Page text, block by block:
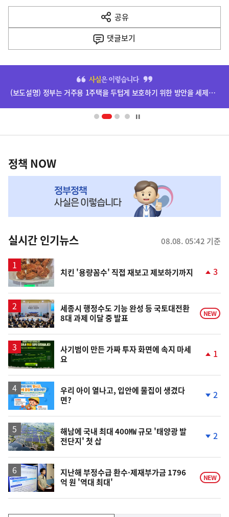
다
음
공유
열
기
댓글보기
영
(보도설명) 정부는 거주용 1주택을 두텁게 보호하기 위한 방안을 세제개편안에 담았습니다.
책
NOW,
뉴
스
정책 NOW
실시간 인기뉴스 08.08. 05:42 기준
치킨 '용량꼼수' 직접 재보고 제보하기까지
상
승
3
세종시 행정수도 기능 완성 등 국토대전환
8대 과제 이달 중 발표
NEW
사기범이 만든 가짜 투자 화면에 속지 마세
요
상
1
우리 아이 열나고, 입안에 물집이 생겼다
면?
하
2
해남에 국내 최대 400㎿ 규모 '태양광 발
전단지' 첫 삽
하
락
2
지난해 부정수급 환수·제재부가금 1796
억 원 '역대 최대'
NEW